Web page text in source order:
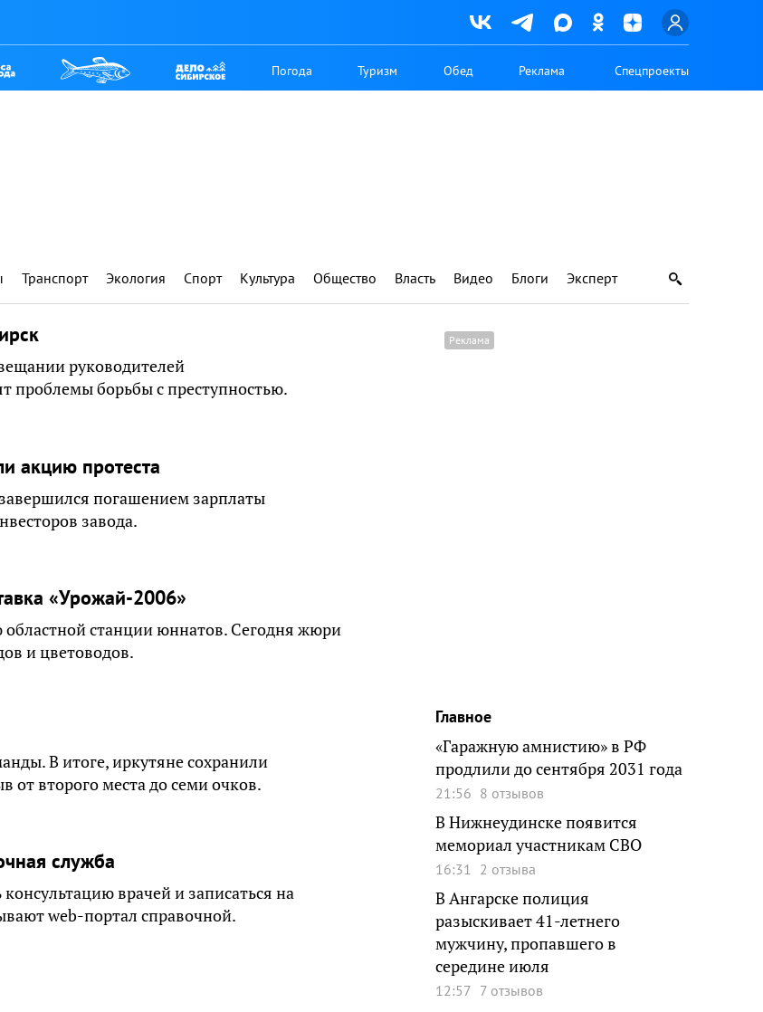
Погода Туризм Обед Реклама Спецпроекты
Транспорт Экология Спорт Культура Общество Власть Видео Блоги Эксперт
руководителей
проблемы борьбы с преступностью.
акцию протеста
погашением зарплаты
завода.
«Урожай-2006»
станции юннатов. Сегодня жюри
и цветоводов.
В итоге, иркутяне сохранили
от второго места до семи очков.
служба
врачей и записаться на
web-портал справочной.
Главное
«Гаражную амнистию» в РФ
продлили до сентября 2031 года
21:56 8 отзывов
В Нижнеудинске появится
мемориал участникам СВО
16:31 2 отзыва
В Ангарске полиция
разыскивает 41-летнего
мужчину, пропавшего в
середине июля
12:57 7 отзывов